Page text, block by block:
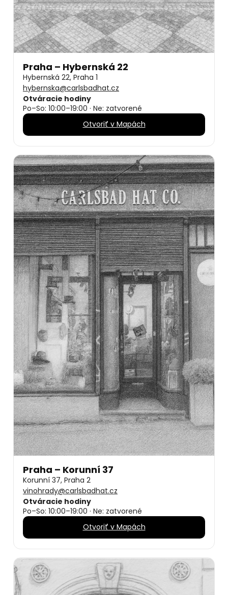
Praha – Hybernská 22
Hybernská 22, Praha 1
hybernska@carlsbadhat.cz
Otváracie hodiny
Po–So: 10:00–19:00 · Ne: zatvorené
Otvoriť v Mapách
Praha – Korunní 37
Korunní 37, Praha 2
vinohrady@carlsbadhat.cz
Otváracie hodiny
Po–So: 10:00–19:00 · Ne: zatvorené
Otvoriť v Mapách